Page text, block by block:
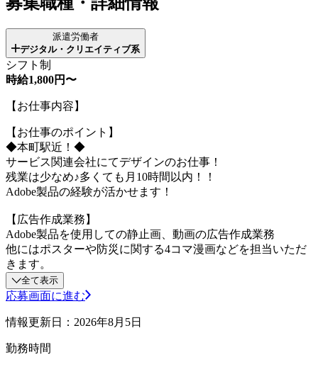
派遣労働者
デジタル・クリエイティブ系
シフト制
時給1,800円〜
【お仕事内容】
【お仕事のポイント】
◆本町駅近！◆
サービス関連会社にてデザインのお仕事！
残業は少なめ♪多くても月10時間以内！！
Adobe製品の経験が活かせます！
【広告作成業務】
Adobe製品を使用しての静止画、動画の広告作成業務
他にはポスターや防災に関する4コマ漫画などを担当いただ
きます。
全て表示
応募画面に進む
情報更新日：2026年8月5日
勤務時間